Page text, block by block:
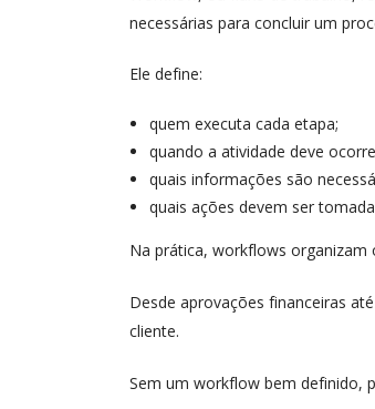
necessárias para concluir um
Ele define:
quem executa cada etapa;
quando a atividade deve
quais informações são
quais ações devem ser
Na prática, workflows organizam
Desde aprovações financeiras
cliente.
Sem um workflow bem definido,